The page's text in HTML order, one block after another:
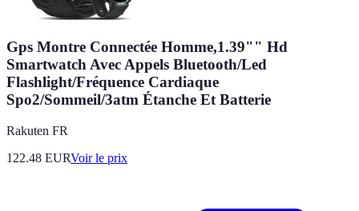
Gps Montre Connectée Homme,1.39"" Hd
Smartwatch Avec Appels Bluetooth/Led
Flashlight/Fréquence Cardiaque
Spo2/Sommeil/3atm Étanche Et Batterie
Rakuten FR
122.48 EURVoir le prix